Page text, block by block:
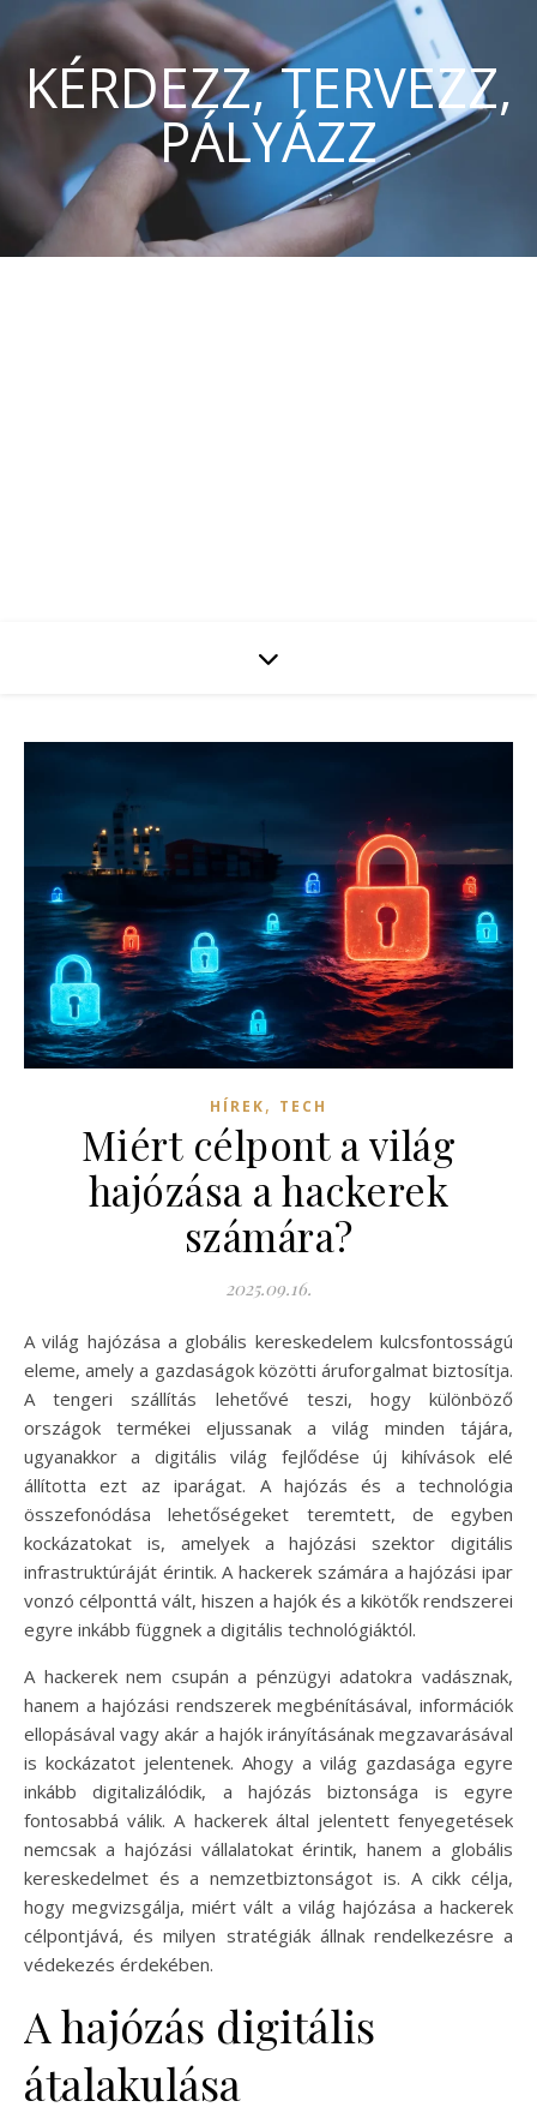
KÉRDEZZ, TERVEZZ,
PÁLYÁZZ
HÍREK, TECH
Miért célpont a világ
hajózása a hackerek
számára?
2025.09.16.
A világ hajózása a globális kereskedelem kulcsfontosságú
eleme, amely a gazdaságok közötti áruforgalmat biztosítja.
A tengeri szállítás lehetővé teszi, hogy különböző
országok termékei eljussanak a világ minden tájára,
ugyanakkor a digitális világ fejlődése új kihívások elé
állította ezt az iparágat. A hajózás és a technológia
összefonódása lehetőségeket teremtett, de egyben
kockázatokat is, amelyek a hajózási szektor digitális
infrastruktúráját érintik. A hackerek számára a hajózási ipar
vonzó célponttá vált, hiszen a hajók és a kikötők rendszerei
egyre inkább függnek a digitális technológiáktól.
A hackerek nem csupán a pénzügyi adatokra vadásznak,
hanem a hajózási rendszerek megbénításával, információk
ellopásával vagy akár a hajók irányításának megzavarásával
is kockázatot jelentenek. Ahogy a világ gazdasága egyre
inkább digitalizálódik, a hajózás biztonsága is egyre
fontosabbá válik. A hackerek által jelentett fenyegetések
nemcsak a hajózási vállalatokat érintik, hanem a globális
kereskedelmet és a nemzetbiztonságot is. A cikk célja,
hogy megvizsgálja, miért vált a világ hajózása a hackerek
célpontjává, és milyen stratégiák állnak rendelkezésre a
védekezés érdekében.
A hajózás digitális
átalakulása